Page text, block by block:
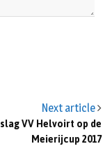
Next article
VV Helvoirt op de
Meierijcup 2017